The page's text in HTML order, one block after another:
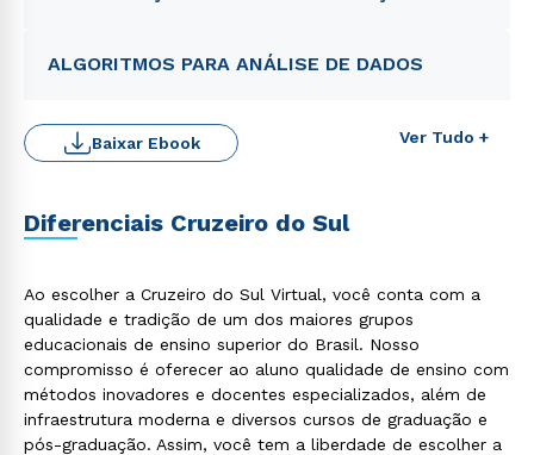
ALGORITMOS PARA ANÁLISE DE DADOS
Ver Tudo +
Baixar Ebook
Diferenciais Cruzeiro do Sul
Ao escolher a Cruzeiro do Sul Virtual, você conta com a
qualidade e tradição de um dos maiores grupos
educacionais de ensino superior do Brasil. Nosso
compromisso é oferecer ao aluno qualidade de ensino com
métodos inovadores e docentes especializados, além de
infraestrutura moderna e diversos cursos de graduação e
pós-graduação. Assim, você tem a liberdade de escolher a
WhatsApp
ou